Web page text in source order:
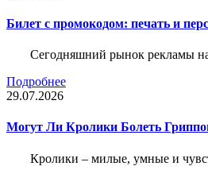
Билет c промокодом: печать и
Сегодняшний рынок рекламы
Подробнее
29.07.2026
Могут Ли Кролики Болеть
Кролики – милые, умные и